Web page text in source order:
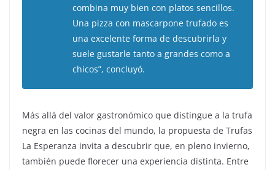
combina muy bien con platos sencillos.
Una pizza con mascarpone trufado es
una excelente forma de descubrirla y
suele gustarle tanto a grandes como a
chicos”, concluyó.
Más allá del valor gastronómico que distingue a la trufa
negra en las cocinas del mundo, la propuesta de Trufas
La Esperanza invita a descubrir que, en pleno invierno,
también puede florecer una experiencia distinta. Entre